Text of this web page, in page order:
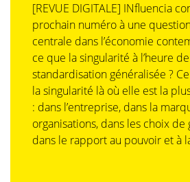
[REVUE DIGITALE] INfluencia
prochain numéro à une
centrale dans l’économie
ce que la singularité à l’heure
standardisation généralisée ?
la singularité là où elle est la
: dans l’entreprise, dans la
organisations, dans les choix de
dans le rapport au pouvoir et à